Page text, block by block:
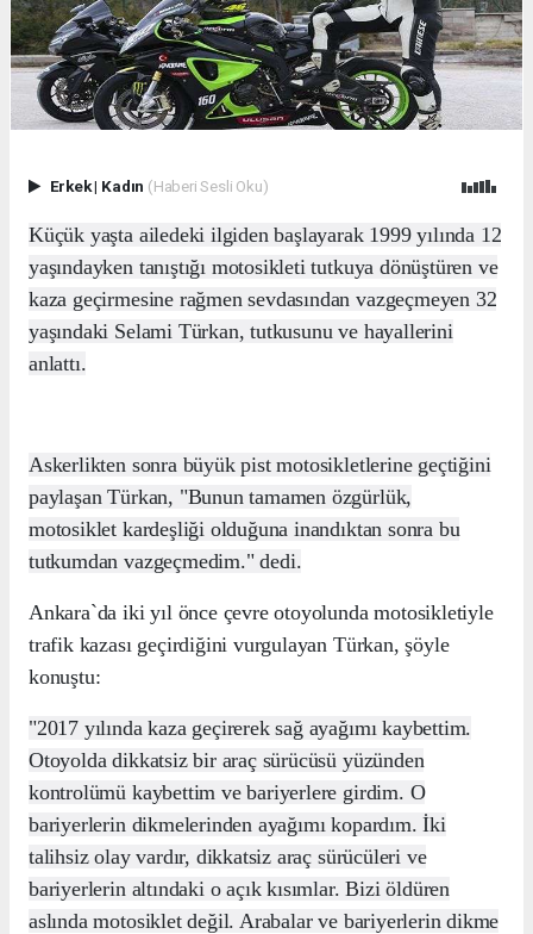
Erkek| Kadın (Haberi Sesli Oku)
Küçük yaşta ailedeki ilgiden başlayarak 1999 yılında 12
yaşındayken tanıştığı motosikleti tutkuya dönüştüren ve
kaza geçirmesine rağmen sevdasından vazgeçmeyen 32
yaşındaki Selami Türkan, tutkusunu ve hayallerini
anlattı.
Askerlikten sonra büyük pist motosikletlerine geçtiğini
paylaşan Türkan, "Bunun tamamen özgürlük,
motosiklet kardeşliği olduğuna inandıktan sonra bu
tutkumdan vazgeçmedim." dedi.
Ankara`da iki yıl önce çevre otoyolunda motosikletiyle
trafik kazası geçirdiğini vurgulayan Türkan, şöyle
konuştu:
"2017 yılında kaza geçirerek sağ ayağımı kaybettim.
Otoyolda dikkatsiz bir araç sürücüsü yüzünden
kontrolümü kaybettim ve bariyerlere girdim. O
bariyerlerin dikmelerinden ayağımı kopardım. İki
talihsiz olay vardır, dikkatsiz araç sürücüleri ve
bariyerlerin altındaki o açık kısımlar. Bizi öldüren
aslında motosiklet değil. Arabalar ve bariyerlerin dikme